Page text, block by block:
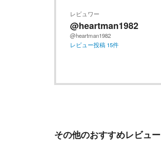
レビュワー
@heartman1982
@heartman1982
レビュー投稿 15件
その他のおすすめレビュー